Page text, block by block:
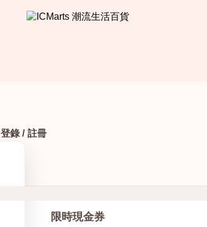
登錄 / 註冊
限時現金券